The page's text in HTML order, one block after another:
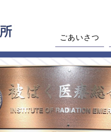
ごあいさつ